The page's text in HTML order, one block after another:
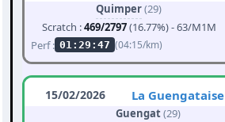
Quimper(29)
Scratch :469/2797(16.77%) - 63/M1M
Perf : 01:29:47 (04:15/km)
15/02/2026 La Guengataise
Guengat(29)